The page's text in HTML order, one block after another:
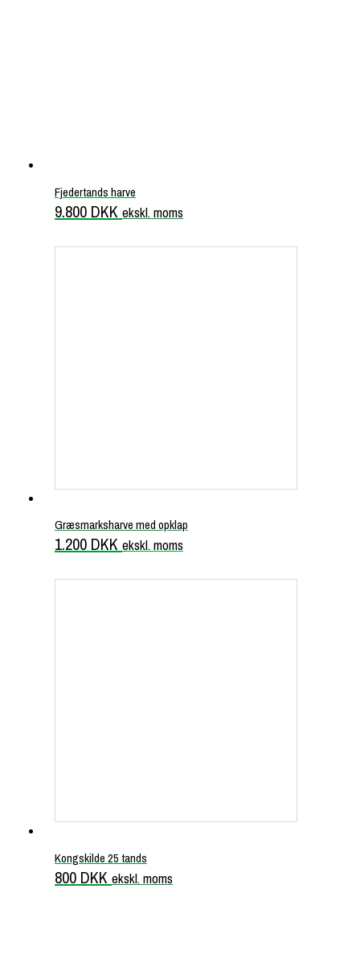
Fjedertands harve
9.800 DKK ekskl. moms
Græsmarksharve med opklap
1.200 DKK ekskl. moms
Kongskilde 25 tands
800 DKK ekskl. moms